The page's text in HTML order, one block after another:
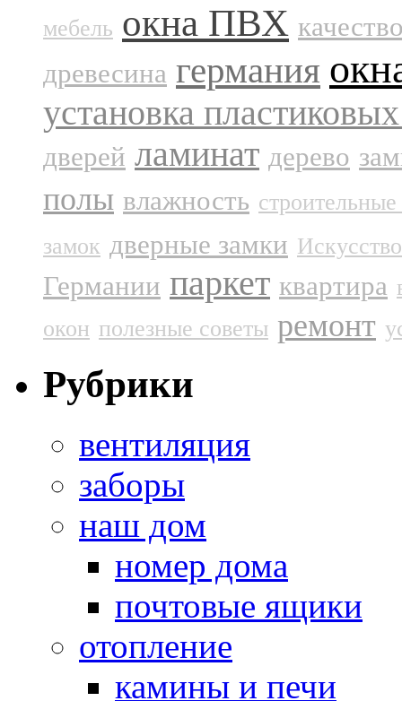
мебель окна ПВХ
древесина германия
установка
дверей ламинат дерево
полы влажность
замок дверные замки
Германии паркет квартира
окон полезные советы ремонт
Рубрики
вентиляция
заборы
наш дом
номер дома
почтовые ящики
отопление
камины и печи